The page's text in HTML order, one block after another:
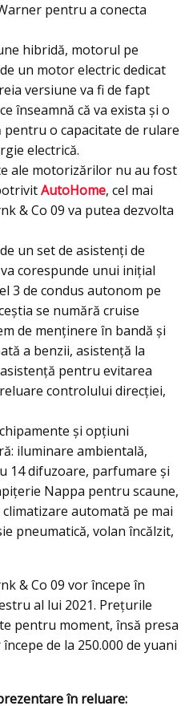
pentru a conecta
hibridă, motorul pe
un motor electric dedicat
versiune va fi de fapt
înseamnă că va exista şi o
o capacitate de rulare
electrică.
ale motorizărilor nu au fost
AutoHome, cel mai
& Co 09 va putea dezvolta
un set de asistenți de
corespunde unui iniţial
3 de condus autonom pe
se numără cruise
de menţinere în bandă şi
a benzii, asistenţă la
pentru evitarea
controlului direcţiei,
şi opţiuni
iluminare ambientală,
14 difuzoare, parfumare şi
Nappa pentru scaune,
automată pe mai
pneumatică, volan încălzit,
& Co 09 vor începe în
al lui 2021. Preţurile
pentru moment, însă presa
de la 250.000 de yuani
în reluare: